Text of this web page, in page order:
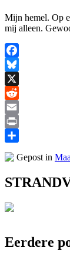
Mijn hemel. Op
mij alleen.
Facebook
Bluesky
X
Reddit
Email
Print
Gepost in
Eerdere